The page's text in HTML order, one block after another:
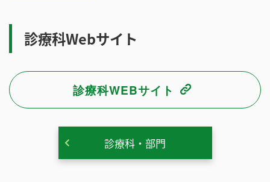
診療科Webサイト
診療科WEBサイト
診療科・部門